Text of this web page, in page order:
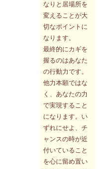
なりと居場所を
変えることが大
切なポイントに
なります。
最終的にカギを
握るのはあなた
の行動力です。
他力本願ではな
く、あなたの力
で実現すること
になります。い
ずれにせよ、チ
ャンスの時が近
付いていること
を心に留め置い